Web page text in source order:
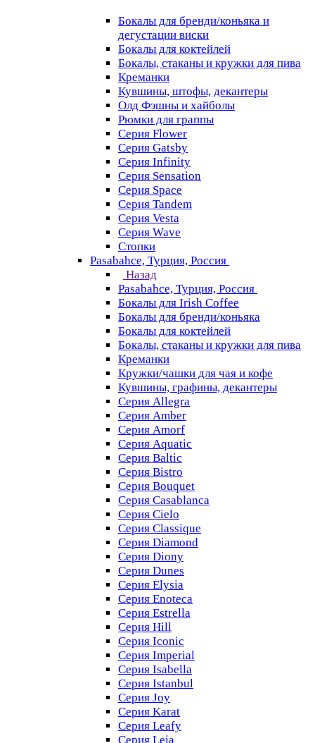
Бокалы для бренди/коньяка и
дегустации виски
Бокалы для коктейлей
Бокалы, стаканы и кружки для пива
Креманки
Кувшины, штофы, декантеры
Олд Фэшны и хайболы
Рюмки для граппы
Серия Flower
Серия Gatsby
Серия Infinity
Серия Sensation
Серия Space
Серия Tandem
Серия Vesta
Серия Wave
Стопки
Pasabahce, Турция, Россия
Назад
Pasabahce, Турция, Россия
Бокалы для Irish Coffee
Бокалы для бренди/коньяка
Бокалы для коктейлей
Бокалы, стаканы и кружки для пива
Креманки
Кружки/чашки для чая и кофе
Кувшины, графины, декантеры
Серия Allegra
Серия Amber
Серия Amorf
Серия Aquatic
Серия Baltic
Серия Bistro
Серия Bouquet
Серия Casablanсa
Серия Cielo
Серия Classique
Серия Diamond
Серия Diony
Серия Dunes
Серия Elysia
Серия Enoteca
Серия Estrella
Серия Hill
Серия Iconic
Серия Imperial
Серия Isabella
Серия Istanbul
Серия Joy
Серия Karat
Серия Leafy
Серия Leia